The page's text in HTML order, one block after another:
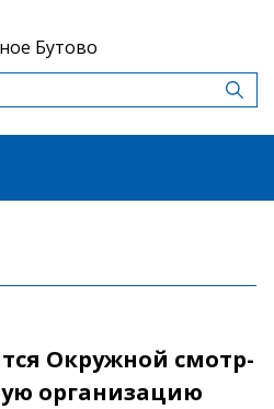
Бутово
Окружной смотр-
организацию